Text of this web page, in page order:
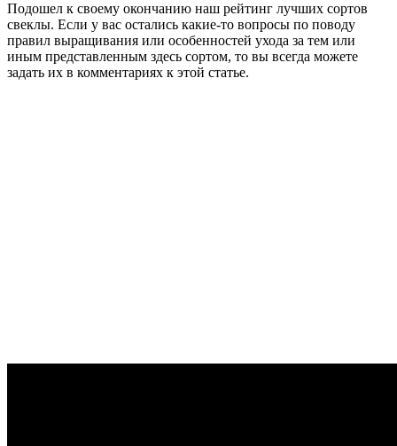
Подошел к своему окончанию наш рейтинг лучших сортов
свеклы. Если у вас остались какие-то вопросы по поводу
правил выращивания или особенностей ухода за тем или
иным представленным здесь сортом, то вы всегда можете
задать их в комментариях к этой статье.